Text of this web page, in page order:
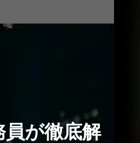
が徹底解